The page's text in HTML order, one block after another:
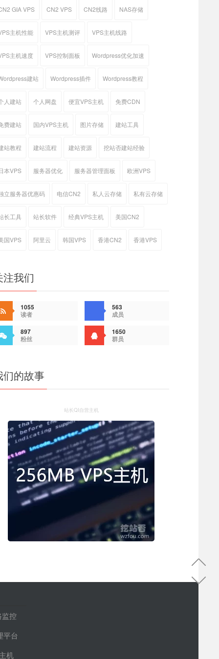
GIA VPS CN2 VPS CN2线路 NAS存储
主机性能 VPS主机测评 VPS主机线路
主机速度 VPS控制面板 Wordpress优化加速
建站 Wordpress插件 Wordpress教程
人建站 个人网盘 便宜VPS主机 免费CDN
费建站 国内VPS主机 图片存储 建站工具
站教程 建站流程 建站资源 挖站否建站经验
本VPS 服务器优化 服务器管理面板 欧洲VPS
立服务器优惠码 电信CN2 私人云存储 私有云存储
长工具 站长软件 经典VPS主机 美国CN2
国VPS 阿里云 韩国VPS 香港CN2 香港VPS
注我们
1055
读者
563
成员
897
粉丝
1650
群员
们的故事
站长QI自营主机
控
平台
机